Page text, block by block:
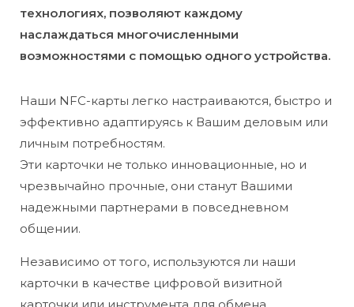
технологиях, позволяют каждому
наслаждаться многочисленными
возможностями с помощью одного устройства.
Наши NFC-карты легко настраиваются, быстро и
эффективно адаптируясь к Вашим деловым или
личным потребностям.
Эти карточки не только инновационные, но и
чрезвычайно прочные, они станут Вашими
надежными партнерами в повседневном
общении.
Независимо от того, используются ли наши
карточки в качестве цифровой визитной